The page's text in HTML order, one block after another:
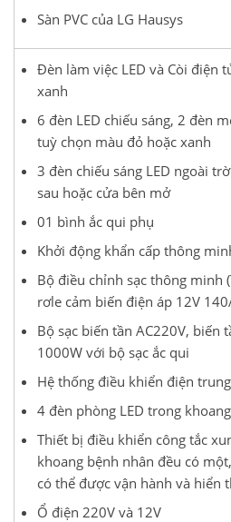
Đèn làm việc LED và Còi điện
xanh
6 đèn LED chiếu sáng, 2 đèn
tuỳ chọn màu đỏ hoặc xanh
3 đèn chiếu sáng LED ngoài
sau hoặc cửa bên mở
01 bình ắc qui phụ
Khởi động khẩn cấp thông
Bộ điều chỉnh sạc thông minh
rơle cảm biến điện áp 12V
Bộ sạc biến tần AC220V, biến
1000W với bộ sạc ắc qui
Hệ thống điều khiển điện
4 đèn phòng LED trong
Thiết bị điều khiển công tắc
khoang bệnh nhân đều có
có thể được vận hành và hiển
Ổ điện 220V và 12V
Sàn PVC của LG Hausys